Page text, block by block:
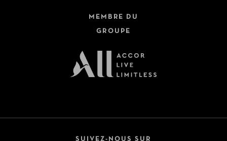
MEMBRE DU
GROUPE
SUIVEZ-NOUS SUR